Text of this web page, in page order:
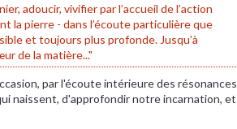
adoucir, vivifier par l’accueil de l’action
la pierre - dans l’écoute particulière que
et toujours plus profonde. Jusqu’à
de la matière..."
par l'écoute intérieure des résonances
naissent, d'approfondir notre incarnation, et